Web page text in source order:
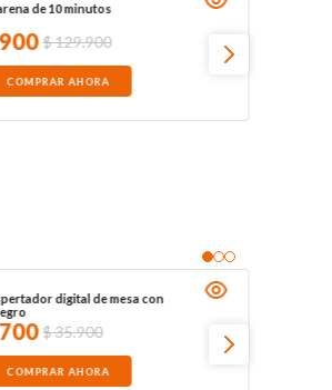
de 10 minutos
900 $129.900
COMPRAR AHORA
digital de mesa con
700 $35.900
COMPRAR AHORA